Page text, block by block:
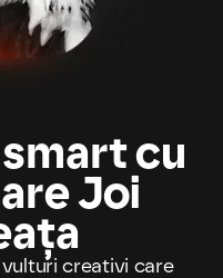
cu
Joi
creativi care